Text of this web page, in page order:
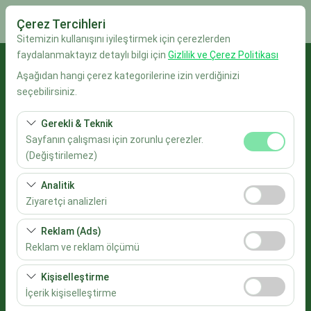
Çerez Tercihleri
Sitemizin kullanışını iyileştirmek için çerezlerden
faydalanmaktayız detaylı bilgi için Gizlilik ve Çerez Politikası
Aşağıdan hangi çerez kategorilerine izin verdiğinizi
seçebilirsiniz.
Gerekli & Teknik
Sayfanın çalışması için zorunlu çerezler.
(Değiştirilemez)
Bu çerezler sitenin doğru şekilde çalışması, güvenlik,
oturum yönetimi ve temel işlevler için gereklidir. Devre
dışı bırakılamaz.
Analitik
Ziyaretçi analizleri
Bu çerezler, sitemizin nasıl kullanıldığını (ziyaretçi sayısı,
en çok ziyaret edilen sayfalar, kullanıcı davranışları)
analiz etmemizi sağlar. Bu veriler, web sitesi
performansını ölçmek ve kullanıcı deneyimini sürekli
iyileştirmek için kullanılır.
Reklam (Ads)
Reklam ve reklam ölçümü
Bu çerezler, size ilgi alanlarınıza uygun kişiselleştirilmiş
reklamlar göstermemize ve reklam kampanyalarımızın
etkinliğini (gösterim sayısı, tıklama oranı) ölçmemize
Kişiselleştirme
İçerik kişiselleştirme
İstanbul Sabiha Gökçen Havalimanı
Aracı farklı bir lokasyona bırakacağım
Alış Tarih & Saat
Bırakış Tarih & Saat
09:00
Araçları Listele